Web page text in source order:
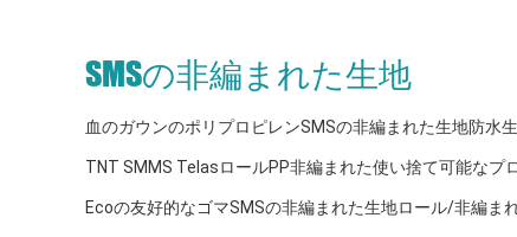
SMSの非編まれた生地
血のガウンのポリプロピレンSMSの非編まれた生地防水
TNT SMMS TelasロールPP非編まれた使い捨て可能なプ
Ecoの友好的なゴマSMSの非編まれた生地ロール/非編ま